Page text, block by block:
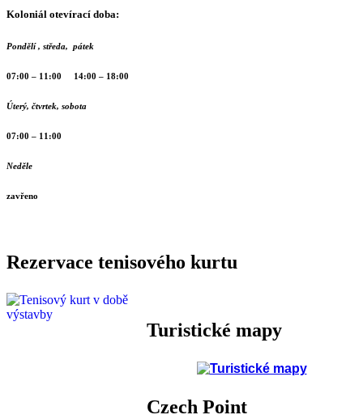
Koloniál otevírací doba:
Pondělí , středa, pátek
07:00 – 11:00 14:00 – 18:00
Úterý, čtvrtek, sobota
07:00 – 11:00
Neděle
zavřeno
Rezervace tenisového kurtu
Turistické mapy
Czech Point